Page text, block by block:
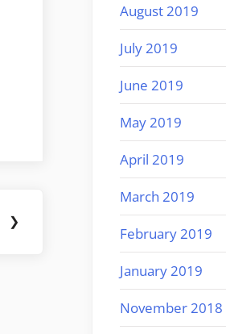
❯
August 2019
July 2019
June 2019
May 2019
April 2019
March 2019
February 2019
January 2019
November 2018